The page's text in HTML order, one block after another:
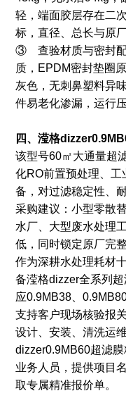
轻，端面胶层存在二
标，直径、总长与原
③ 查验材质与密封配
质，EPDM密封垫圈
灰色，无刺鼻塑料异
件易老化渗漏，运行
四、滢格
该型号60㎡大通量超
化RO前置预处理、
备，对过滤稳定性、
采购建议：小型零散
水厂、大型废水处理
低，同时锁定原厂完
作为深耕水处理耗材
备滢格dizzer全系列
应0.9MB38、
支持客户现场核验报
设计、安装、清洗运
dizzer0.9MB60超滤
业务人员，提供项目
取专属精准报价单。